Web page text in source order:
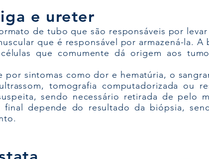
e ureter
de tubo que são responsáveis por
que é responsável por armazená-la. A
que comumente dá origem aos
por sintomas como dor e hematúria, o
tomografia computadorizada ou
sendo necessário retirada de pelo
depende do resultado da biópsia,